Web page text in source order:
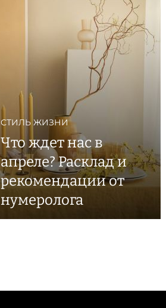
СТИЛЬ ЖИЗНИ
Что ждет нас в
апреле? Расклад и
рекомендации от
нумеролога